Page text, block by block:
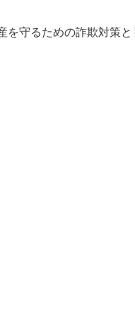
を守るための詐欺対策